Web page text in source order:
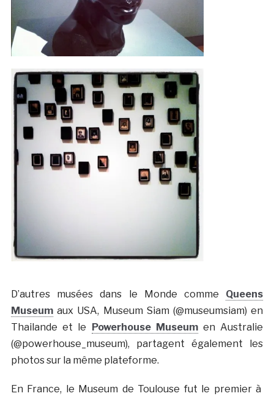
D’autres musées dans le Monde comme Queens
Museumaux USA, Museum Siam (@museumsiam) en
Thailande et le Powerhouse Museumen Australie
(@powerhouse_museum), partagent également les
photos sur la même plateforme.
En France, le Museum de Toulouse fut le premier à